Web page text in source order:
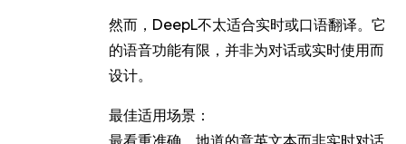
然而，DeepL不太适合实时或口语翻译。它
的语音功能有限，并非为对话或实时使用而
设计。
最佳适用场景：
最看重准确、地道的意英文本而非实时对话